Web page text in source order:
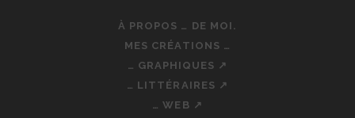
À PROPOS … DE MOI.
MES CRÉATIONS …
… GRAPHIQUES ↗
… LITTÉRAIRES ↗
… WEB ↗